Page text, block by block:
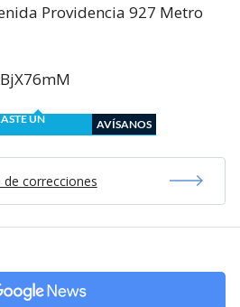
Providencia 927 Metro
UN
AVÍSANOS
de correcciones